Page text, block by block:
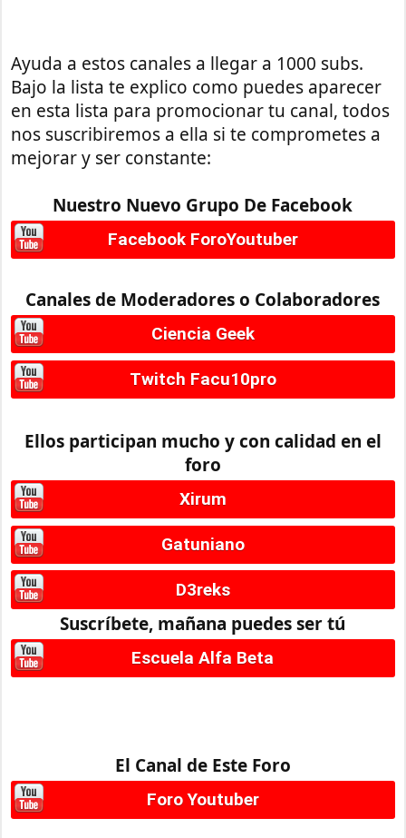
Ayuda a estos canales a llegar a 1000 subs.
Bajo la lista te explico como puedes aparecer
en esta lista para promocionar tu canal, todos
nos suscribiremos a ella si te comprometes a
mejorar y ser constante:
Nuestro Nuevo Grupo De Facebook
Facebook ForoYoutuber
Canales de Moderadores o Colaboradores
Ciencia Geek
Twitch Facu10pro
Ellos participan mucho y con calidad en el
foro
Xirum
Gatuniano
D3reks
Suscríbete, mañana puedes ser tú
Escuela Alfa Beta
El Canal de Este Foro
Foro Youtuber